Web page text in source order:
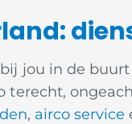
jou in de
terecht,
, airco service